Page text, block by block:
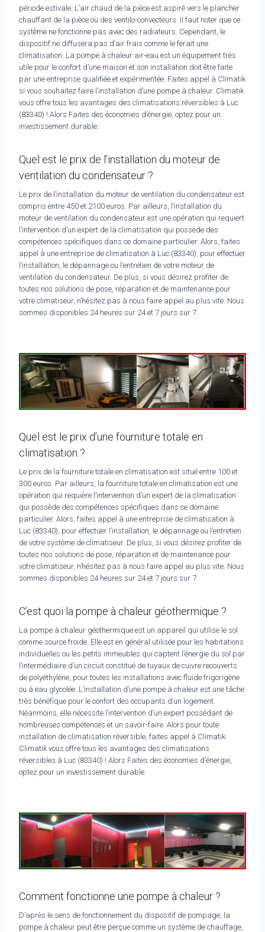
période estivale. L’air chaud de la pièce est aspiré vers le plancher
chauffant de la pièce où des ventilo-convecteurs. Il faut noter que ce
système ne fonctionne pas avec des radiateurs. Cependant, le
dispositif ne diffusera pas d’air frais comme le ferait une
climatisation. La pompe à chaleur air-eau est un équipement très
utile pour le confort d’une maison et son installation doit être faite
par une entreprise qualifiée et expérimentée. Faites appel à Climatik
si vous souhaitez faire l’installation d’une pompe à chaleur. Climatik
vous offre tous les avantages des climatisations réversibles à Luc
(83340) ! Alors Faites des économies d’énergie, optez pour un
investissement durable.
Quel est le prix de l’installation du moteur de
ventilation du condensateur ?
Le prix de l’installation du moteur de ventilation du condensateur est
compris entre 450 et 2100 euros. Par ailleurs, l’installation du
moteur de ventilation du condensateur est une opération qui requiert
l’intervention d’un expert de la climatisation qui possède des
compétences spécifiques dans ce domaine particulier. Alors, faites
appel à une entreprise de climatisation à Luc (83340), pour effectuer
l’installation, le dépannage ou l’entretien de votre moteur de
ventilation du condensateur. De plus, si vous désirez profiter de
toutes nos solutions de pose, réparation et de maintenance pour
votre climatiseur, n’hésitez pas à nous faire appel au plus vite. Nous
sommes disponibles 24 heures sur 24 et 7 jours sur 7.
Quel est le prix d’une fourniture totale en
climatisation ?
Le prix de la fourniture totale en climatisation est situé entre 100 et
300 euros. Par ailleurs, la fourniture totale en climatisation est une
opération qui requière l’intervention d’un expert de la climatisation
qui possède des compétences spécifiques dans ce domaine
particulier. Alors, faites appel à une entreprise de climatisation à
Luc (83340), pour effectuer l’installation, le dépannage ou l’entretien
de votre système de climatiseur. De plus, si vous désirez profiter de
toutes nos solutions de pose, réparation et de maintenance pour
votre climatiseur, n’hésitez pas à nous faire appel au plus vite. Nous
sommes disponibles 24 heures sur 24 et 7 jours sur 7.
C’est quoi la pompe à chaleur géothermique ?
La pompe à chaleur géothermique est un appareil qui utilise le sol
comme source froide. Elle est en général utilisée pour les habitations
individuelles ou les petits immeubles qui captent l’énergie du sol par
l’intermédiaire d’un circuit constitué de tuyaux de cuivre recouverts
de polyéthylène, pour toutes les installations avec fluide frigorigène
ou à eau glycolée. L’installation d’une pompe à chaleur est une tâche
très bénéfique pour le confort des occupants d’un logement.
Néanmoins, elle nécessite l’intervention d’un expert possédant de
nombreuses compétences et un savoir-faire. Alors pour toute
installation de climatisation réversible, faites appel à Climatik.
Climatik vous offre tous les avantages des climatisations
réversibles à Luc (83340) ! Alors Faites des économies d’énergie,
optez pour un investissement durable.
Comment fonctionne une pompe à chaleur ?
D’après le sens de fonctionnement du dispositif de pompage, la
pompe à chaleur peut être perçue comme un système de chauffage,